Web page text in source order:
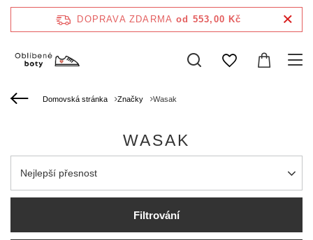
DOPRAVA ZDARMA od 553,00 Kč
Domovská stránka Značky Wasak
WASAK
Zmień sortowanie
Nejlepší přesnost
Filtrování